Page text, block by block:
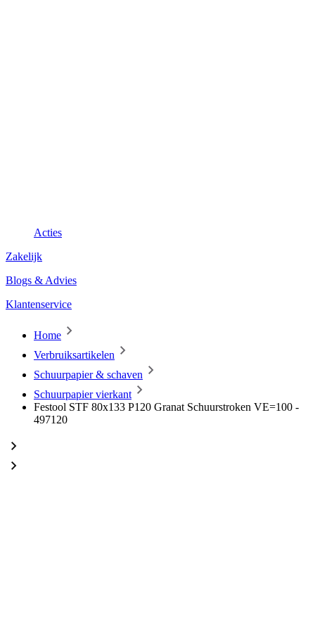
Acties
Zakelijk
Blogs & Advies
Klantenservice
Home
Verbruiksartikelen
Schuurpapier & schaven
Schuurpapier vierkant
Festool STF 80x133 P120 Granat Schuurstroken VE=100 -
497120